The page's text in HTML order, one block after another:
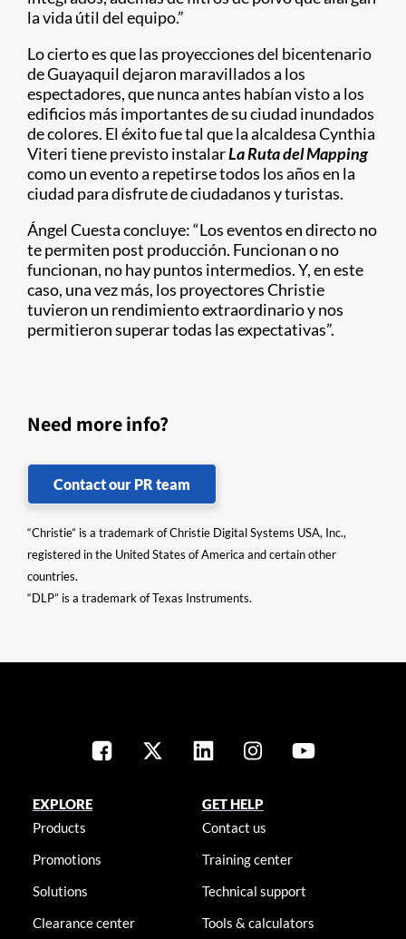
la vida útil del equipo.”
Lo cierto es que las proyecciones del bicentenario
de Guayaquil dejaron maravillados a los
espectadores, que nunca antes habían visto a los
edificios más importantes de su ciudad inundados
de colores. El éxito fue tal que la alcaldesa Cynthia
Viteri tiene previsto instalarLa Ruta del Mapping
como un evento a repetirse todos los años en la
ciudad para disfrute de ciudadanos y turistas.
Ángel Cuesta concluye: “Los eventos en directo no
te permiten post producción. Funcionan o no
funcionan, no hay puntos intermedios. Y, en este
caso, una vez más, los proyectores Christie
tuvieron un rendimiento extraordinario y nos
permitieron superar todas las expectativas”.
Need more info?
Contact our PR team
“Christie” is a trademark of Christie Digital Systems USA, Inc.,
registered in the United States of America and certain other
countries.
“DLP” is a trademark of Texas Instruments.
EXPLORE
Products
Promotions
Solutions
Clearance center
GET HELP
Contact us
Training center
Technical support
Tools & calculators